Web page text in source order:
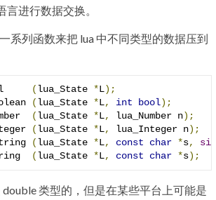
言进行数据交换。
系列函数来把 lua 中不同类型的数据压到
(lua_State *L);
(lua_State *L, int bool);
(lua_State *L, lua_Number n);
(lua_State *L, lua_Integer n);
(lua_State *L, const char *s,
(lua_State *L, const char *s);
double 类型的，但是在某些平台上可能是